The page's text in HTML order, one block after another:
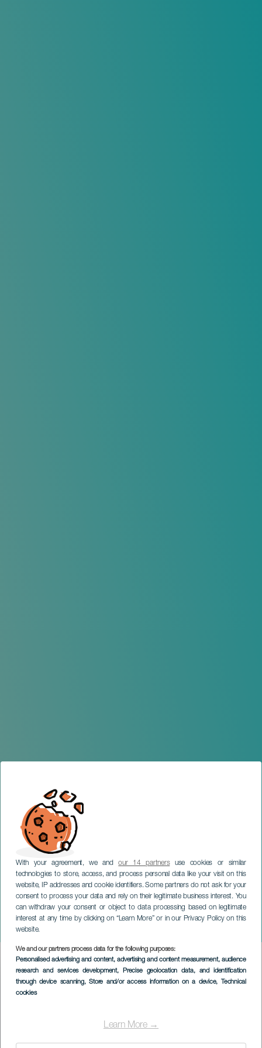
With your agreement, we andour 14 partnersuse cookies or similar
technologies to store, access, and process personal data like your visit on this
website, IP addresses and cookie identifiers. Some partners do not ask for your
consent to process your data and rely on their legitimate business interest. You
can withdraw your consent or object to data processing based on legitimate
interest at any time by clicking on “Learn More” or in our Privacy Policy on this
website.
We and our partners process data for the following purposes:
Personalised advertising and content, advertising and content measurement, audience
research and services development, Precise geolocation data, and identification
through device scanning, Store and/or access information on a device, Technical
cookies
Learn More →
Suncode Festival
GRAN CANARIA
Imagen
Listado